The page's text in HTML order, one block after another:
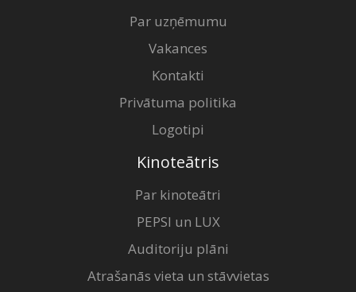
Par uzņēmumu
Vakances
Kontakti
Privātuma politika
Logotipi
Kinoteātris
Par kinoteātri
PEPSI un LUX
Auditoriju plāni
Atrašanās vieta un stāvvietas